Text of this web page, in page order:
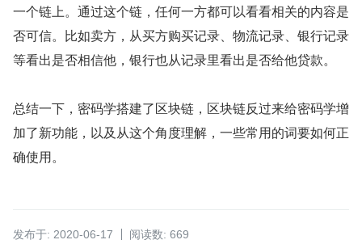
一个链上。通过这个链，任何一方都可以看看相关的内容是
否可信。比如卖方，从买方购买记录、物流记录、银行记录
等看出是否相信他，银行也从记录里看出是否给他贷款。
总结一下，密码学搭建了区块链，区块链反过来给密码学增
加了新功能，以及从这个角度理解，一些常用的词要如何正
确使用。
发布于: 2020-06-17 阅读数: 669